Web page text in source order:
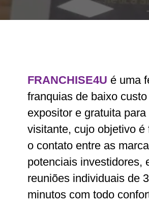
FRANCHISE4U é uma
franquias de baixo
expositor e gratuita para
visitante, cujo objetivo é
o contato entre as
potenciais investidores,
reuniões individuais de
minutos com todo